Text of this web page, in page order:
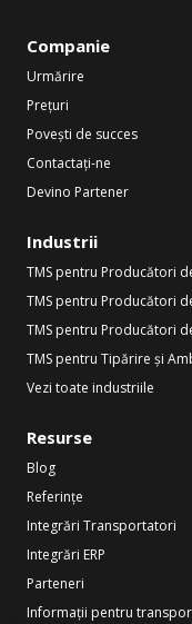
Companie
Urmărire
Prețuri
Povești de succes
Contactați-ne
Devino Partener
Industrii
TMS pentru Producători
TMS pentru Producători
TMS pentru Producători
TMS pentru Tipărire și
Vezi toate industriile
Resurse
Blog
Referințe
Integrări Transportatori
Integrări ERP
Parteneri
Informații pentru